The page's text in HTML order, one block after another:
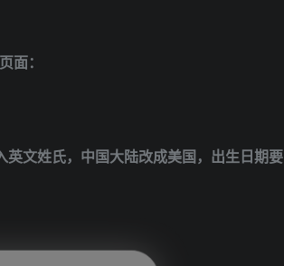
面：
文姓氏，中国大陆改成美国，出生日期要